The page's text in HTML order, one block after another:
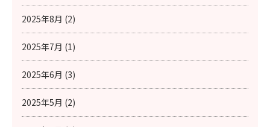
2025年8月 (2)
2025年7月 (1)
2025年6月 (3)
2025年5月 (2)